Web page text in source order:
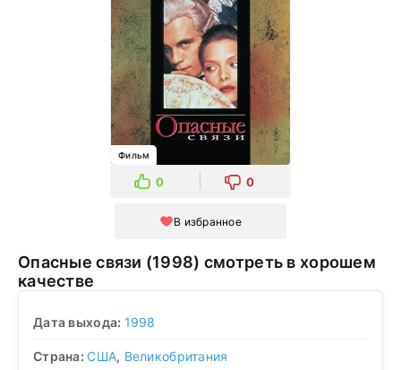
Фильм
0 0
В избранное
Опасные связи (1998) смотреть в хорошем
качестве
Дата выхода: 1998
Страна:США, Великобритания